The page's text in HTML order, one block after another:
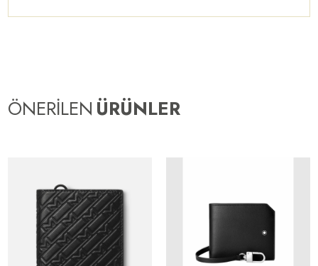
ÖNERİLEN ÜRÜNLER